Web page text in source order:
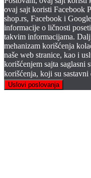
ovaj sajt koristi Facebook
shop.rs, Facebook i
informacije o ličnosti
takvim informacijama.
mehanizam korišćenja
naše web stranice, kao i
korišćenjem sajta saglasni
korišćenja, koji su
Uslovi poslovanja